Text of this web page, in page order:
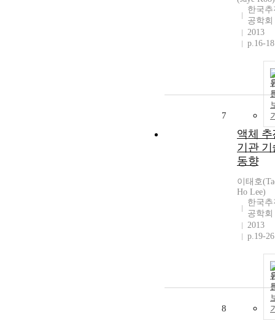
한국추
공학회
2013
p.16-18
7
액체 추
기관 기
동향
이태호
Ho Lee)
한국추
공학회
2013
p.19-26
8